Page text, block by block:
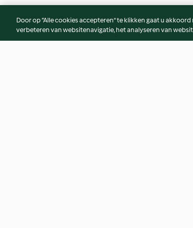
Door op “Alle cookies accepteren” te klikken gaat u
verbeteren van websitenavigatie, het analyseren van